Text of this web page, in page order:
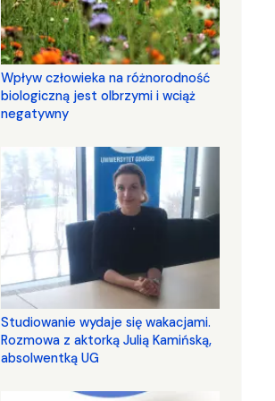
Wpływ człowieka na różnorodność
biologiczną jest olbrzymi i wciąż
negatywny
Studiowanie wydaje się wakacjami.
Rozmowa z aktorką Julią Kamińską,
absolwentką UG